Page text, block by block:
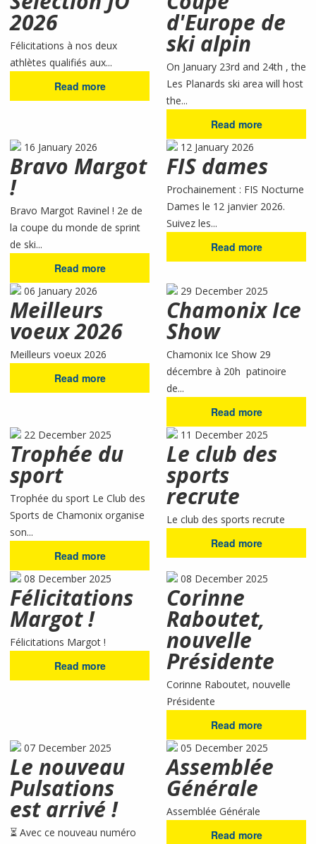
2026
Félicitations à nos deux
athlètes qualifiés aux...
Read more
d'Europe de
ski alpin
On January 23rd and 24th , the
Les Planards ski area will host
the...
Read more
16 January 2026
Bravo Margot
!
Bravo Margot Ravinel ! 2e de
la coupe du monde de sprint
de ski...
Read more
12 January 2026
FIS dames
Prochainement : FIS Nocturne
Dames le 12 janvier 2026.
Suivez les...
Read more
06 January 2026
Meilleurs
voeux 2026
Meilleurs voeux 2026
Read more
29 December 2025
Chamonix Ice
Show
Chamonix Ice Show 29
décembre à 20h patinoire
de...
Read more
22 December 2025
Trophée du
sport
Trophée du sport Le Club des
Sports de Chamonix organise
son...
Read more
11 December 2025
Le club des
sports
recrute
Le club des sports recrute
Read more
08 December 2025
Félicitations
Margot !
Félicitations Margot !
Read more
08 December 2025
Corinne
Raboutet,
nouvelle
Présidente
Corinne Raboutet, nouvelle
Présidente
Read more
07 December 2025
Le nouveau
Pulsations
est arrivé !
⏳ Avec ce nouveau numéro
05 December 2025
Assemblée
Générale
Assemblée Générale
Read more